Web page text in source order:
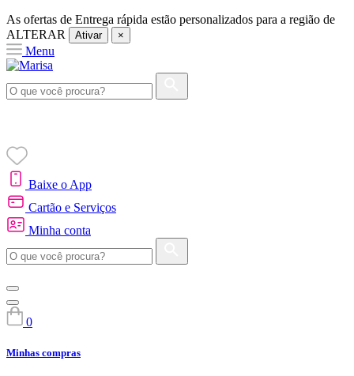
As ofertas de Entrega rápida estão personalizados para a região de
ALTERAR
Ativar ×
Menu
Baixe o App
Cartão e Serviços
Minha conta
0
Minhas compras